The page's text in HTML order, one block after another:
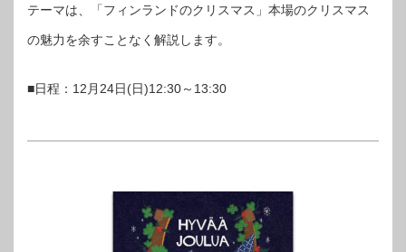
テーマは、「フィンランドのクリスマス」本場のクリスマス
の魅力を余すことなく解説します。
■日程：12月24日(日)12:30～13:30